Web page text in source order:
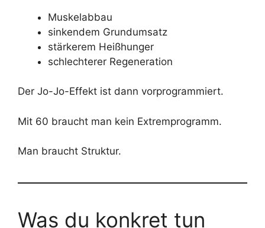
Muskelabbau
sinkendem Grundumsatz
stärkerem Heißhunger
schlechterer Regeneration
Der Jo-Jo-Effekt ist dann vorprogrammiert.
Mit 60 braucht man kein Extremprogramm.
Man braucht Struktur.
Was du konkret tun